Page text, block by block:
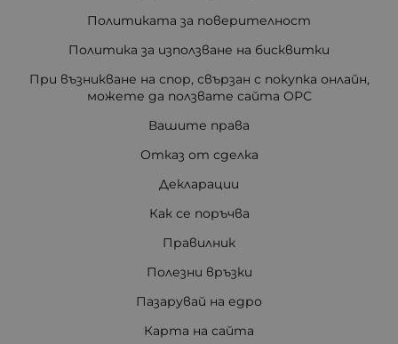
Политиката за поверителност
Политика за използване на бисквитки
При възникване на спор, свързан с покупка онлайн,
можете да ползвате сайта ОРС
Вашите права
Отказ от сделка
Декларации
Как се поръчва
Правилник
Полезни връзки
Пазарувай на едро
Карта на сайта